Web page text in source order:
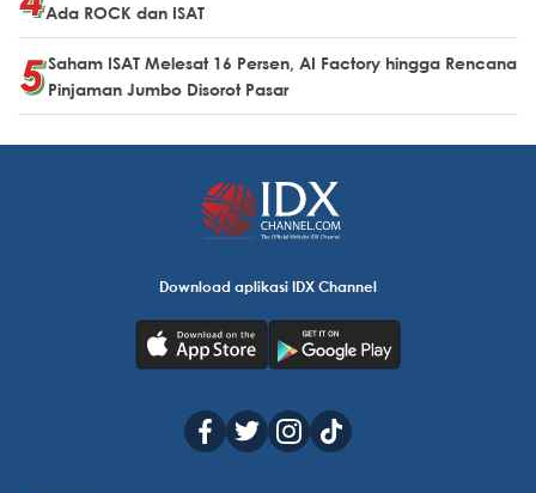
Ada ROCK dan ISAT
Saham ISAT Melesat 16 Persen, AI Factory hingga Rencana
Pinjaman Jumbo Disorot Pasar
Download aplikasi IDX Channel